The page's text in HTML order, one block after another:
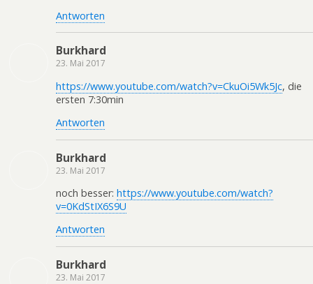
Antworten
Burkhard
23. Mai 2017
https://www.youtube.com/watch?v=CkuOi5Wk5Jc, die
ersten 7:30min
Antworten
Burkhard
23. Mai 2017
noch besser: https://www.youtube.com/watch?
v=0KdStIX6S9U
Antworten
Burkhard
23. Mai 2017